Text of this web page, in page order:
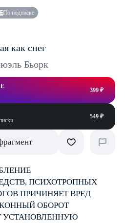
По подписке
как снег
Бьорк
399 ₽
549 ₽
ПСИХОТРОПНЫХ
ПРИЧИНЯЕТ ВРЕД
ОБОРОТ
УСТАНОВЛЕННУЮ